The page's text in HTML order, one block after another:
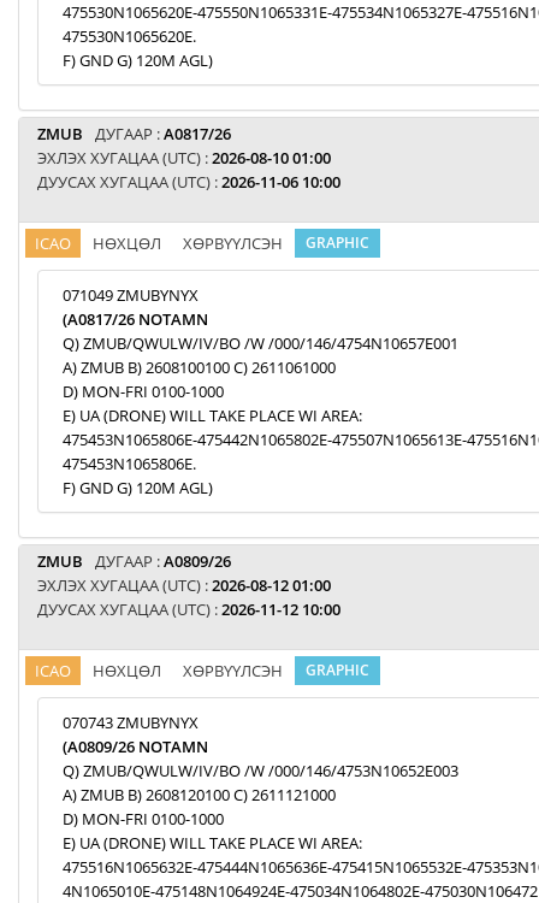
475530N1065620E-475550N1065331E-475534N1065327E-
475530N1065620E.
F) GND G) 120M AGL)
ZMUB ДУГААР :A0817/26
ЭХЛЭХ ХУГАЦАА (UTC) :2026-08-10 01:00
ДУУСАХ ХУГАЦАА (UTC) :2026-11-06 10:00
ICAO НӨХЦӨЛ ХӨРВҮҮЛСЭН GRAPHIC
071049 ZMUBYNYX
(A0817/26 NOTAMN
Q) ZMUB/QWULW/IV/BO /W /000/146/4754N10657E001
A) ZMUB B) 2608100100 C) 2611061000
D) MON-FRI 0100-1000
E) UA (DRONE) WILL TAKE PLACE WI AREA:
475453N1065806E-475442N1065802E-475507N1065613E-
475453N1065806E.
F) GND G) 120M AGL)
ZMUB ДУГААР :A0809/26
ЭХЛЭХ ХУГАЦАА (UTC) :2026-08-12 01:00
ДУУСАХ ХУГАЦАА (UTC) :2026-11-12 10:00
ICAO НӨХЦӨЛ ХӨРВҮҮЛСЭН GRAPHIC
070743 ZMUBYNYX
(A0809/26 NOTAMN
Q) ZMUB/QWULW/IV/BO /W /000/146/4753N10652E003
A) ZMUB B) 2608120100 C) 2611121000
D) MON-FRI 0100-1000
E) UA (DRONE) WILL TAKE PLACE WI AREA:
475516N1065632E-475444N1065636E-475415N1065532E-
4N1065010E-475148N1064924E-475034N1064802E-